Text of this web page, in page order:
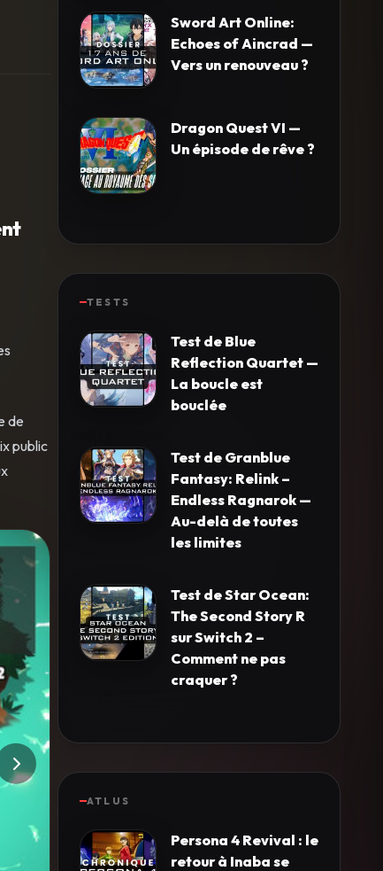
de
public
Sword Art Online:
Echoes of Aincrad —
Vers un renouveau ?
Dragon Quest VI —
Un épisode de rêve ?
TESTS
Test de Blue
Reflection Quartet —
La boucle est
bouclée
Test de Granblue
Fantasy: Relink –
Endless Ragnarok —
Au-delà de toutes
les limites
Test de Star Ocean:
The Second Story R
sur Switch 2 –
Comment ne pas
craquer ?
ATLUS
Persona 4 Revival : le
retour à Inaba se